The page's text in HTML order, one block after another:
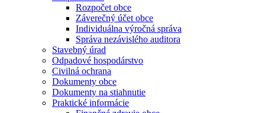
Rozpočet obce
Záverečný účet obce
Individuálna výročná správa
Správa nezávislého auditora
Stavebný úrad
Odpadové hospodárstvo
Civilná ochrana
Dokumenty obce
Dokumenty na stiahnutie
Praktické informácie